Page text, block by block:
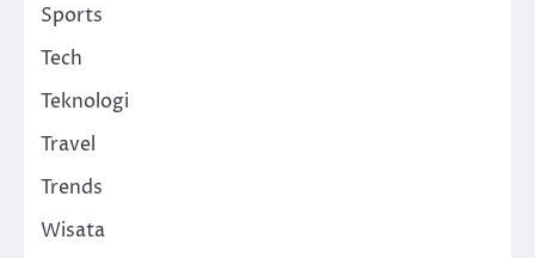
Sports
Tech
Teknologi
Travel
Trends
Wisata